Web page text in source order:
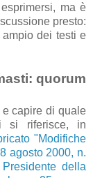
ma è
presto:
dei testi e
quorum
capire di quale
si riferisce, in
"Modifiche
agosto 2000, n.
della